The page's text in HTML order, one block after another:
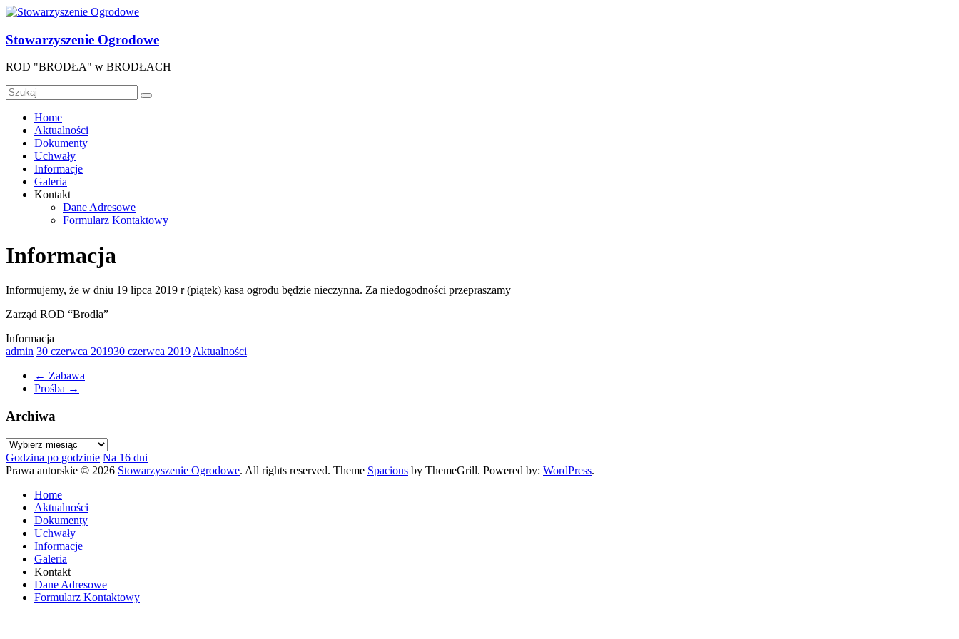
Skip
content
Stowarzyszenie Ogrodowe
ROD "BRODŁA" w BRODŁACH
Menu
Home
Aktualności
Dokumenty
Uchwały
Informacje
Galeria
Kontakt
Dane Adresowe
Formularz Kontaktowy
Informacja
Informujemy, że w dniu 19 lipca 2019 r (piątek) kasa ogrodu będzie nieczynna. Za niedogodności przepraszamy
Zarząd ROD “Brodła”
Informacja
admin 30 czerwca 201930 czerwca 2019 Aktualności
← Zabawa
Prośba →
Archiwa
Archiwa
Godzina po godzinie Na 16 dni
Prawa autorskie © 2026 Stowarzyszenie Ogrodowe. All rights reserved. Theme Spacious by ThemeGrill. Powered by: WordPress.
Home
Aktualności
Dokumenty
Uchwały
Informacje
Galeria
Kontakt
Dane Adresowe
Formularz Kontaktowy